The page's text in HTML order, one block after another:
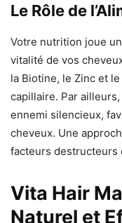
Le Rôle de
Votre nutrition joue
vitalité de vos
la Biotine, le Zinc et
capillaire. Par
ennemi silencieux,
cheveux. Une
facteurs destructeurs
Vita Hair
Naturel et